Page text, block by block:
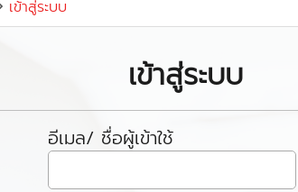
เข้าสู่ระบบ
เข้าสู่ระบบ
อีเมล/ ชื่อผู้เข้าใช้